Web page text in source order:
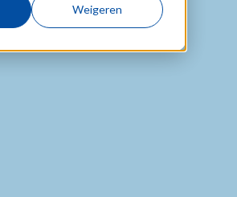
Weigeren